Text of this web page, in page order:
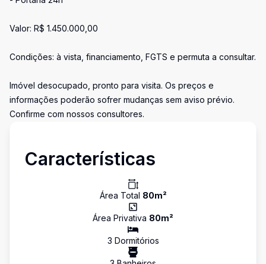
Valor: R$ 1.450.000,00
Condições: à vista, financiamento, FGTS e permuta a consultar.
Imóvel desocupado, pronto para visita. Os preços e
informações poderão sofrer mudanças sem aviso prévio.
Confirme com nossos consultores.
Características
Área Total 80m²
Área Privativa 80m²
3 Dormitórios